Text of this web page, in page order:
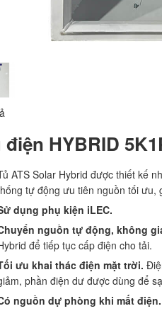
điện HYBRID
ATS Solar Hybrid được thiết kế
tự động ưu tiên nguồn tối ưu,
dụng phụ kiện iLEC.
nguồn tự động, không
để tiếp tục cấp điện cho tải.
ưu khai thác điện mặt trời.
phần điện dư được dùng để
nguồn dự phòng khi mất điện.